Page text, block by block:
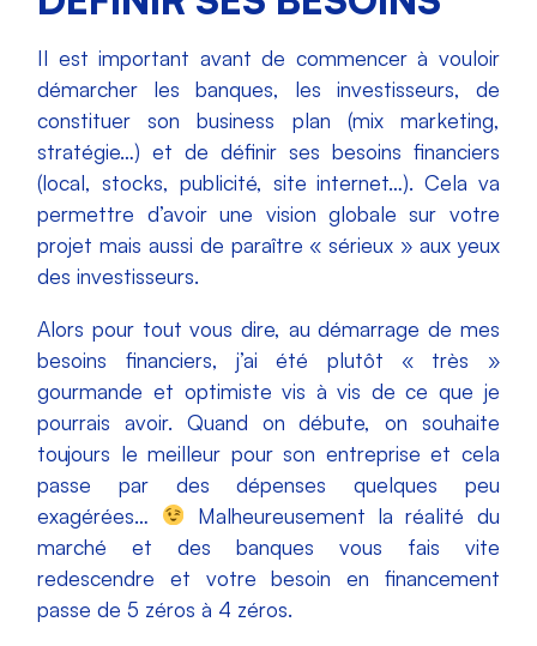
Il est important avant de commencer à vouloir
démarcher les banques, les investisseurs, de
constituer son business plan (mix marketing,
stratégie…) et de définir ses besoins financiers
(local, stocks, publicité, site internet…). Cela va
permettre d’avoir une vision globale sur votre
projet mais aussi de paraître « sérieux » aux yeux
des investisseurs.
Alors pour tout vous dire, au démarrage de mes
besoins financiers, j’ai été plutôt « très »
gourmande et optimiste vis à vis de ce que je
pourrais avoir. Quand on débute, on souhaite
toujours le meilleur pour son entreprise et cela
passe par des dépenses quelques peu
exagérées…
Malheureusement la réalité du
marché et des banques vous fais vite
redescendre et votre besoin en financement
passe de 5 zéros à 4 zéros.